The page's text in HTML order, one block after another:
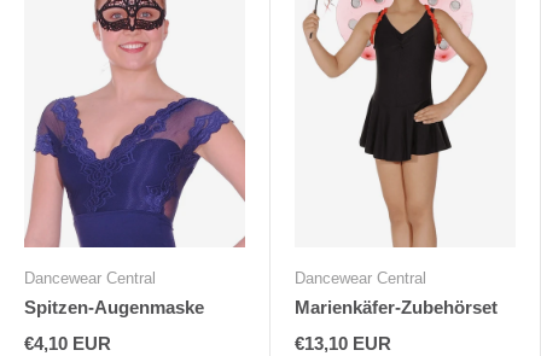
Dancewear Central
Spitzen-Augenmaske
€4,10 EUR
Dancewear Central
Marienkäfer-Zubehörset
€13,10 EUR